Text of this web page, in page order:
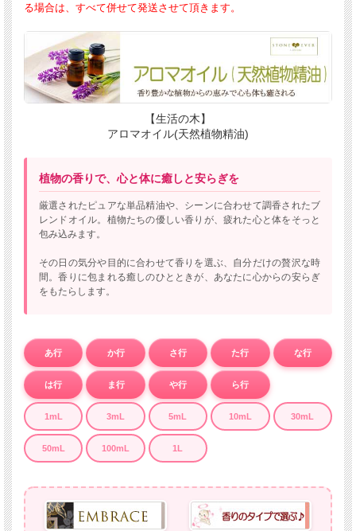
る場合は、すべて併せて発送させて頂きます。
【生活の木】
アロマオイル(天然植物精油)
植物の香りで、心と体に癒しと安らぎを
厳選されたピュアな単品精油や、シーンに合わせて調香されたブ
レンドオイル。植物たちの優しい香りが、疲れた心と体をそっと
包み込みます。
その日の気分や目的に合わせて香りを選ぶ、自分だけの贅沢な時
間。香りに包まれる癒しのひとときが、あなたに心からの安らぎ
をもたらします。
あ行 か行 さ行 た行 な行
は行 ま行 や行 ら行
1mL 3mL 5mL 10mL 30mL
50mL 100mL 1L